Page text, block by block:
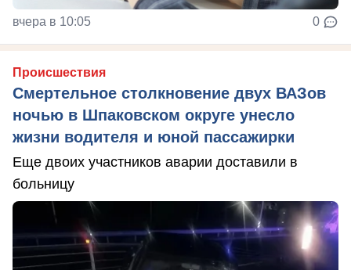
вчера в 10:05 0
Происшествия
Смертельное столкновение двух ВАЗов
ночью в Шпаковском округе унесло
жизни водителя и юной пассажирки
Еще двоих участников аварии доставили в
больницу